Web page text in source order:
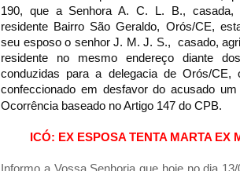
190, que a Senhora A. C. L. B., casada,
residente Bairro São Geraldo, Orós/CE,
seu esposo o senhor J. M. J. S., casado,
residente no mesmo endereço diante
conduzidas para a delegacia de Orós/CE,
confeccionado em desfavor do acusado
Ocorrência baseado no Artigo 147 do CPB.
ICÓ: EX ESPOSA TENTA MARTA EX
Informo a Vossa Senhoria que hoje no dia